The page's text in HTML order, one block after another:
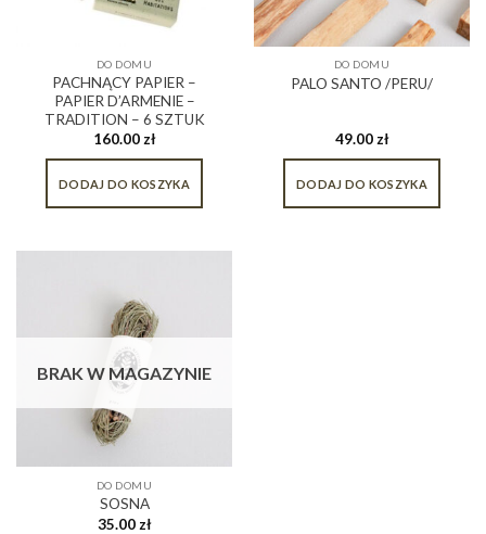
DO DOMU
PACHNĄCY PAPIER –
PAPIER D’ARMENIE –
TRADITION – 6 SZTUK
160.00zł
DODAJ DO KOSZYKA
DO DOMU
PALO SANTO /PERU/
49.00zł
DODAJ DO KOSZYKA
BRAK W MAGAZYNIE
DO DOMU
SOSNA
35.00 zł